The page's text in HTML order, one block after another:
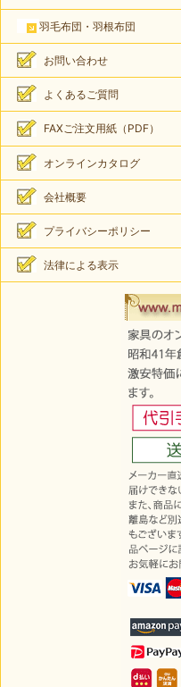
羽毛布団・羽根布団
お問い合わせ
よくあるご質問
FAXご注文用紙（PDF）
オンラインカタログ
会社概要
プライバシーポリシー
法律による表示